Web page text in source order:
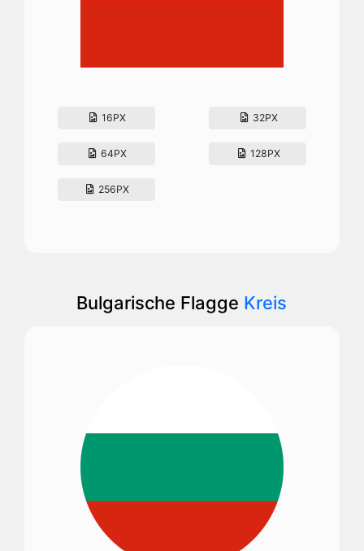
16PX 32PX
64PX 128PX
256PX
Bulgarische Flagge Kreis